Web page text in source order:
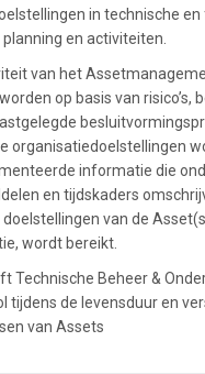
in technische en
en activiteiten.
van het
op basis van risico’s,
organisatiedoelstellingen
informatie die
en tijdskaders
van de
wordt bereikt.
Technische Beheer &
tijdens de levensduur en
van Assets